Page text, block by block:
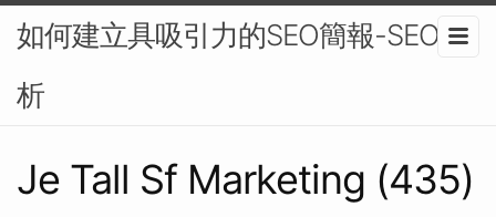
如何建立具吸引力的SEO簡報-SEO分
析
Je Tall Sf Marketing (435)